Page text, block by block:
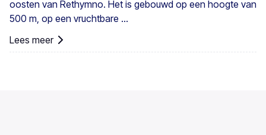
oosten van Rethymno. Het is gebouwd op een hoogte van
500 m, op een vruchtbare ...
Lees meer